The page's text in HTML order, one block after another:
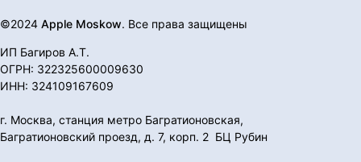
©2024 Apple Moskow. Все права защищены
ИП Багиров А.Т.
ОГРН: 322325600009630
ИНН: 324109167609
г. Москва, станция метро Багратионовская,
Багратионовский проезд, д. 7, корп. 2 БЦ Рубин